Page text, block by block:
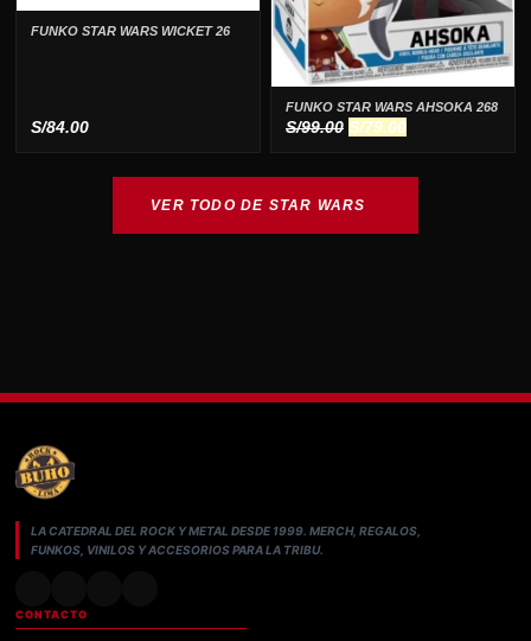
FUNKO STAR WARS WICKET 26
S/84.00
FUNKO STAR WARS AHSOKA 268
S/99.00 El
original
era:
S/79.00El
actual
VER TODO DE STAR WARS
LA CATEDRAL DEL ROCK Y METAL DESDE 1999. MERCH, REGALOS,
FUNKOS, VINILOS Y ACCESORIOS PARA LA TRIBU.
CONTACTO